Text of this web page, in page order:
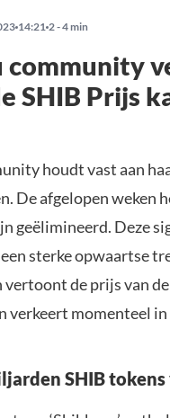
14:21 2 - 4 min
community
SHIB Prijs
houdt vast aan
De afgelopen weken
geëlimineerd. Deze
sterke opwaartse
vertoont de prijs van
verkeert momenteel
SHIB